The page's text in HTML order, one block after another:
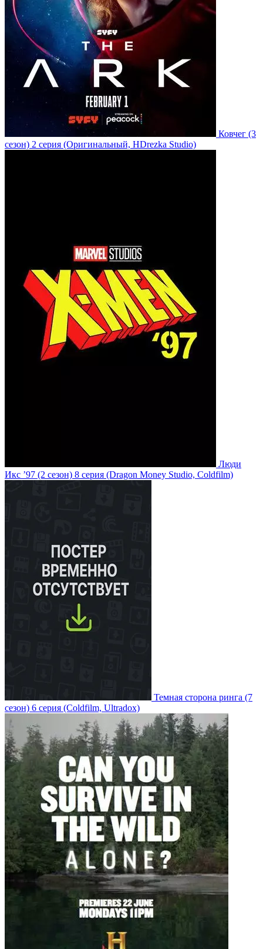
Ковчег (3
сезон) 2 серия (Оригинальный, HDrezka Studio)
Люди
Икс ’97 (2 сезон) 8 серия (Dragon Money Studio, Coldfilm)
Темная сторона ринга (7
сезон) 6 серия (Coldfilm, Ultradox)